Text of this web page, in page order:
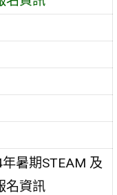
暑期STEAM 及
名資訊